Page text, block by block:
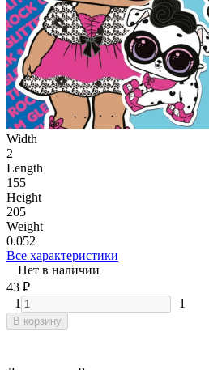
Width
2
Length
155
Height
205
Weight
0.052
Все характеристики
Нет в наличии
43 ₽
1
1
В корзину